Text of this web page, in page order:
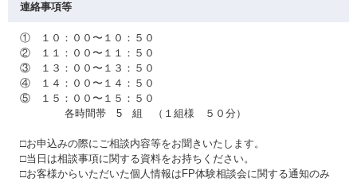
連絡事項等
① １０：００〜１０：５０
② １１：００〜１１：５０
③ １３：００〜１３：５０
④ １４：００〜１４：５０
⑤ １５：００〜１５：５０
各時間帯 5 組 （１組様 ５０分）
□お申込みの際にご相談内容等をお聞きいたします。
□当日は相談事項に関する資料をお持ちください。
□お客様からいただいた個人情報はFP体験相談会に関する通知のみ